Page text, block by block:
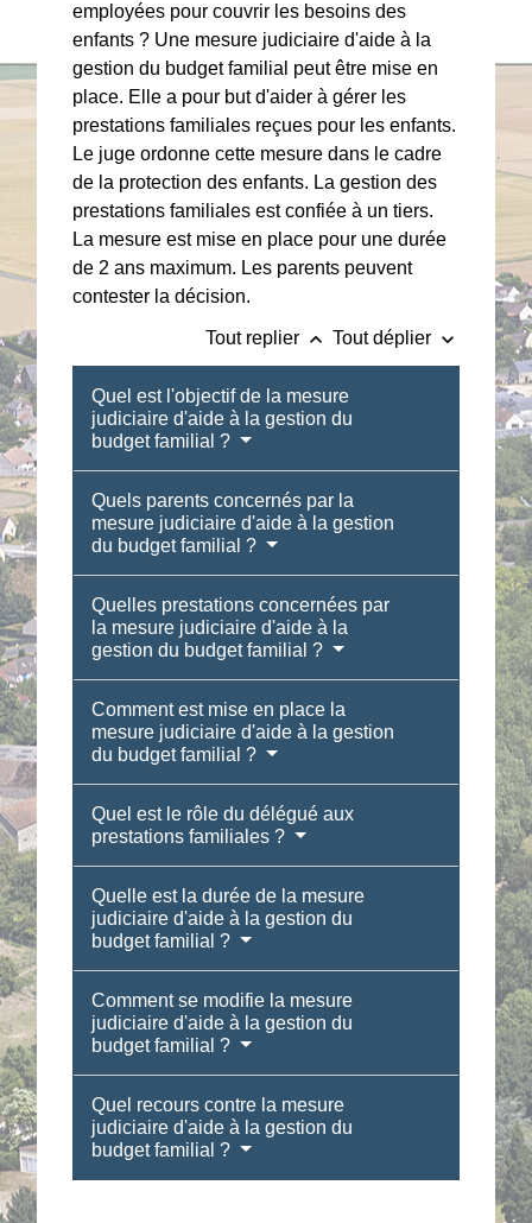
employées pour couvrir les besoins des
enfants ? Une mesure judiciaire d'aide à la
gestion du budget familial peut être mise en
place. Elle a pour but d'aider à gérer les
prestations familiales reçues pour les enfants.
Le juge ordonne cette mesure dans le cadre
de la protection des enfants. La gestion des
prestations familiales est confiée à un tiers.
La mesure est mise en place pour une durée
de 2 ans maximum. Les parents peuvent
contester la décision.
Tout replier keyboard_arrow_up Tout déplier keyboard_arrow_down
Quel est l'objectif de la mesure
judiciaire d'aide à la gestion du
budget familial ?
Quels parents concernés par la
mesure judiciaire d'aide à la gestion
du budget familial ?
Quelles prestations concernées par
la mesure judiciaire d'aide à la
gestion du budget familial ?
Comment est mise en place la
mesure judiciaire d'aide à la gestion
du budget familial ?
Quel est le rôle du délégué aux
prestations familiales ?
Quelle est la durée de la mesure
judiciaire d'aide à la gestion du
budget familial ?
Comment se modifie la mesure
judiciaire d'aide à la gestion du
budget familial ?
Quel recours contre la mesure
judiciaire d'aide à la gestion du
budget familial ?